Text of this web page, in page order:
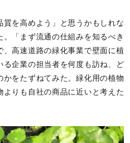
質を高めよう」と思うかもしれな
「まず流通の仕組みを知るべき
、高速道路の緑化事業で壁面に植
る企業の担当者を何度も訪ね、ど
かをたずねてみた。緑化用の植物
よりも自社の商品に近いと考えた